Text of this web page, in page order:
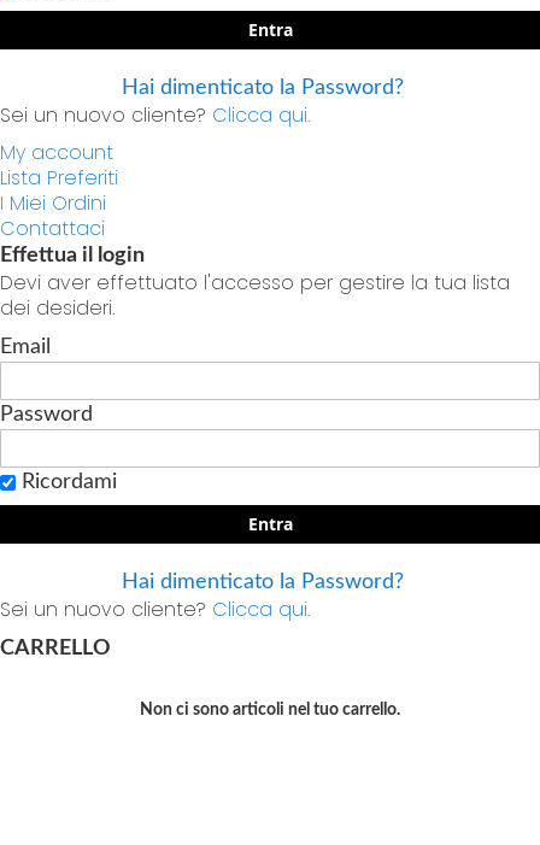
Entra
Hai dimenticato la Password?
Sei un nuovo cliente? Clicca qui.
My account
Lista Preferiti
I Miei Ordini
Contattaci
Effettua il login
Devi aver effettuato l'accesso per gestire la tua lista
dei desideri.
Email
Password
Ricordami
Entra
Hai dimenticato la Password?
Sei un nuovo cliente? Clicca qui.
CARRELLO
Non ci sono articoli nel tuo carrello.